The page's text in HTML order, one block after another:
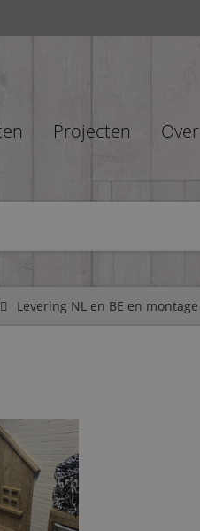
Projecten Over
Levering NL en BE en montage